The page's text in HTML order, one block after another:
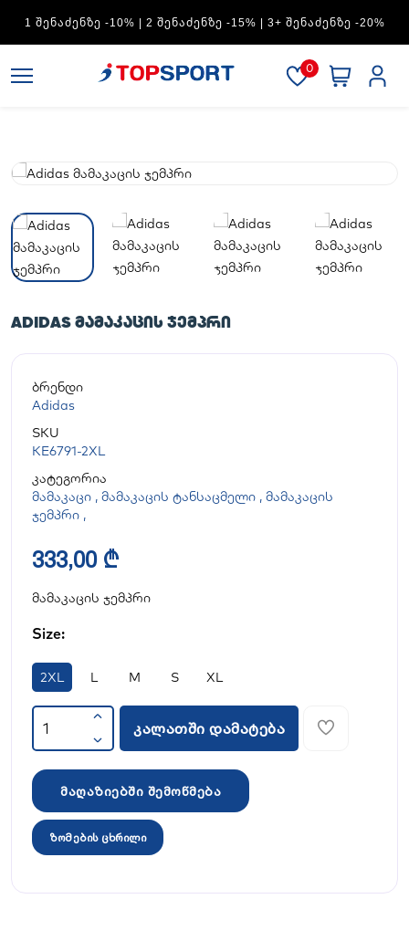
1 ᲨᲔᲜᲐᲫᲔᲜᲖᲔ -10% | 2 ᲨᲔᲜᲐᲫᲔᲜᲖᲔ -15% | 3+ ᲨᲔᲜᲐᲫᲔᲜᲖᲔ -20%
0
ADIDAS ᲛᲐᲛᲐᲙᲐᲪᲘᲡ ᲯᲔᲛᲞᲠᲘ
ბრენდი
Adidas
SKU
KE6791-2XL
კატეგორია
მამაკაცი , მამაკაცის ტანსაცმელი , მამაკაცის
ჯემპრი ,
333,00 ₾
მამაკაცის ჯემპრი
Size:
2XL L M S XL
კალათში დამატება
მაღაზიებში შემოწმება
ზომების ცხრილი